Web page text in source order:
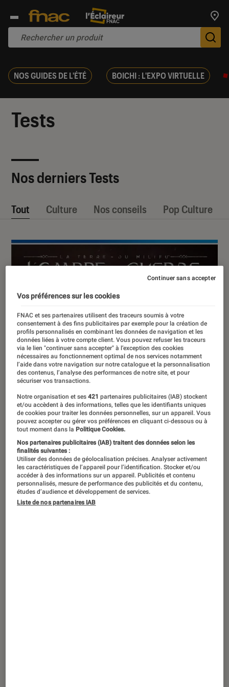
NOS GUIDES DE L'ÉTÉ BOICHI : L'EXPO VIRTUELLE
Tests
Nos derniers Tests
Tout Culture Nos conseils Pop Culture
La Terre du Milieu : L’Ombre de la Guerre
– Retour forcé au Mordor
TEST
Jeux Vidéo PC • 20 oct. 2017
Vos préférences sur les cookies
FNAC et ses partenaires utilisent des traceurs soumis à votre
consentement à des fins publicitaires par exemple pour la création de
profils personnalisés en combinant les données de navigation et les
données liées à votre compte client. Vous pouvez refuser les traceurs
via le lien "continuer sans accepter" à l’exception des cookies
nécessaires au fonctionnement optimal de nos services notamment
l’aide dans votre navigation sur notre catalogue et la personnalisation
des contenus, l’analyse des performances de notre site, et pour
sécuriser vos transactions.
Notre organisation et ses421 partenaires publicitaires (IAB) stockent
et/ou accèdent à des informations, telles que les identifiants uniques
de cookies pour traiter les données personnelles, sur un appareil. Vous
pouvez accepter ou gérer vos préférences en cliquant ci-dessous ou à
tout moment dans la Politique Cookies.
Nos partenaires publicitaires (IAB) traitent des données selon les
finalités suivantes :
Utiliser des données de géolocalisation précises. Analyser activement
les caractéristiques de l’appareil pour l’identification. Stocker et/ou
accéder à des informations sur un appareil. Publicités et contenu
personnalisés, mesure de performance des publicités et du contenu,
études d’audience et développement de services.
Liste de nos partenaires IAB
Continuer sans accepter